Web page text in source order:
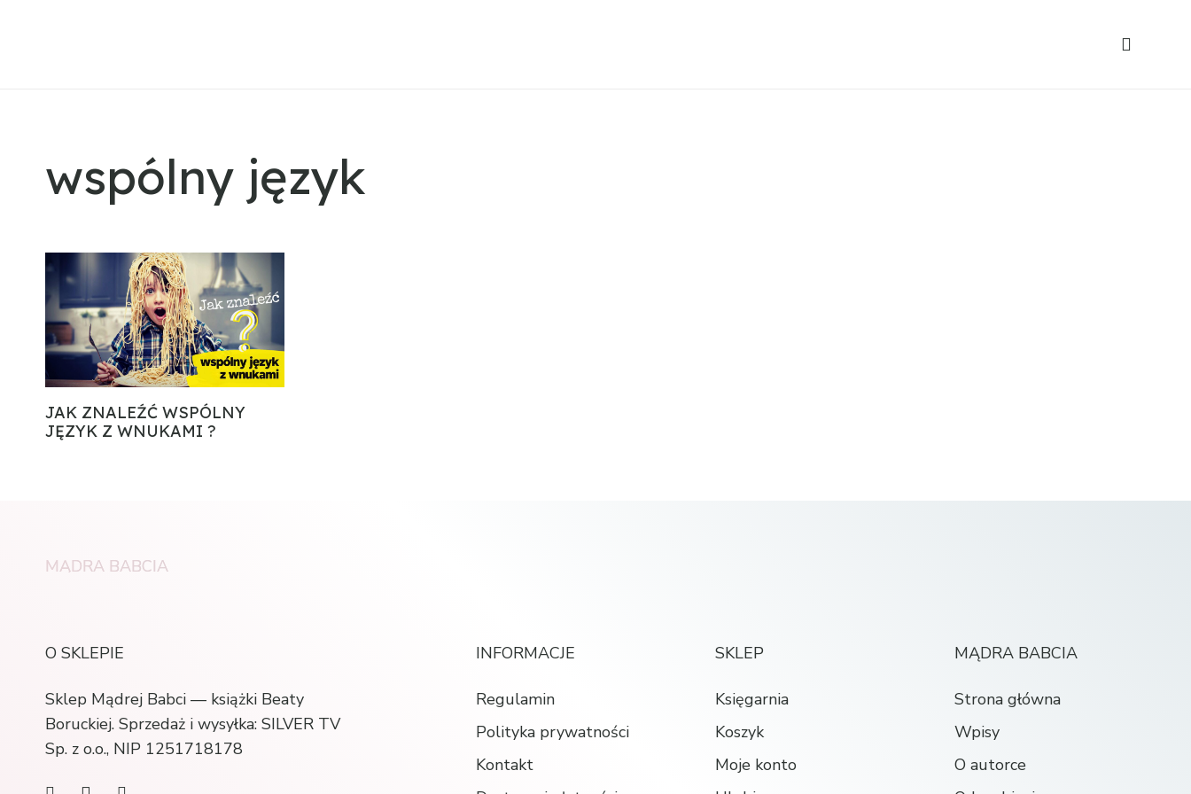
wspólny język
JAK ZNALEŹĆ WSPÓLNY
JĘZYK Z WNUKAMI ?
MĄDRA BABCIA
O SKLEPIE
Sklep Mądrej Babci — książki Beaty
Boruckiej. Sprzedaż i wysyłka: SILVER TV
Sp. z o.o., NIP 1251718178
INFORMACJE
Regulamin
Polityka prywatności
Kontakt
SKLEP
Księgarnia
Koszyk
Moje konto
MĄDRA BABCIA
Strona główna
Wpisy
O autorce